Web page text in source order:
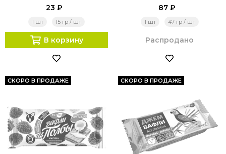
23 ₽
1 шт 15 гр / шт
В корзину
87 ₽
1 шт 47 гр / шт
Распродано
СКОРО В ПРОДАЖЕ СКОРО В ПРОДАЖЕ